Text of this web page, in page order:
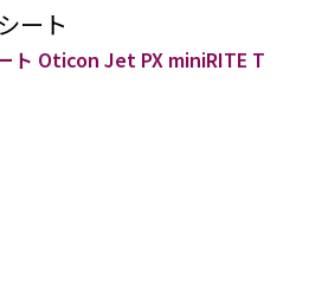
ート
ト Oticon Jet PX miniRITE T